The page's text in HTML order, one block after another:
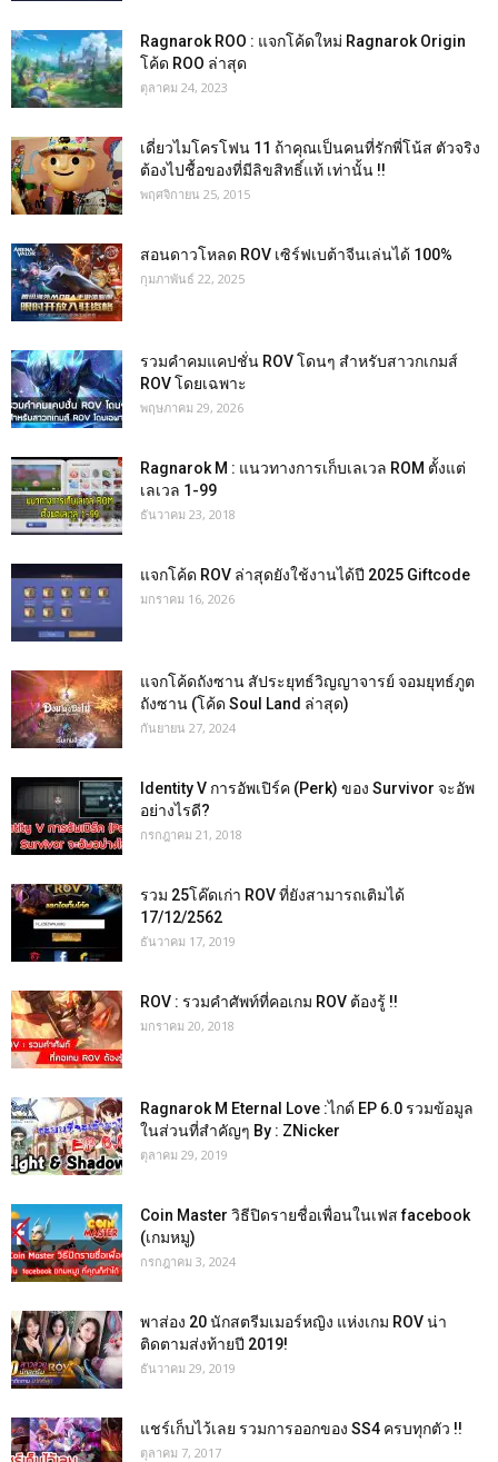
Ragnarok ROO : แจกโค้ดใหม่ Ragnarok Origin
โค้ด ROO ล่าสุด
ตุลาคม 24, 2023
เดี่ยวไมโครโฟน 11 ถ้าคุณเป็นคนที่รักพี่โน้ส ตัวจริง
ต้องไปชื้อของที่มีลิขสิทธิ์แท้ เท่านั้น !!
พฤศจิกายน 25, 2015
สอนดาวโหลด ROV เซิร์ฟเบต้าจีนเล่นได้ 100%
กุมภาพันธ์ 22, 2025
รวมคำคมแคปชั่น ROV โดนๆ สำหรับสาวกเกมส์
ROV โดยเฉพาะ
พฤษภาคม 29, 2026
Ragnarok M : แนวทางการเก็บเลเวล ROM ตั้งแต่
เลเวล 1-99
ธันวาคม 23, 2018
แจกโค้ด ROV ล่าสุดยังใช้งานได้ปี 2025 Giftcode
มกราคม 16, 2026
แจกโค้ดถังซาน สัประยุทธ์วิญญาจารย์ จอมยุทธ์ภูต
ถังซาน (โค้ด Soul Land ล่าสุด)
กันยายน 27, 2024
Identity V การอัพเปิร์ค (Perk) ของ Survivor จะอัพ
อย่างไรดี?
กรกฎาคม 21, 2018
รวม 25โค๊ดเก่า ROV ที่ยังสามารถเติมได้
17/12/2562
ธันวาคม 17, 2019
ROV : รวมคำศัพท์ที่คอเกม ROV ต้องรู้ !!
มกราคม 20, 2018
Ragnarok M Eternal Love :ไกด์ EP 6.0 รวมข้อมูล
ในส่วนที่สำคัญๆ By : ZNicker
ตุลาคม 29, 2019
Coin Master วิธีปิดรายชื่อเพื่อนในเฟส facebook
(เกมหมู)
กรกฎาคม 3, 2024
พาส่อง 20 นักสตรีมเมอร์หญิง แห่งเกม ROV น่า
ติดตามส่งท้ายปี 2019!
ธันวาคม 29, 2019
แชร์เก็บไว้เลย รวมการออกของ SS4 ครบทุกตัว !!
ตุลาคม 7, 2017